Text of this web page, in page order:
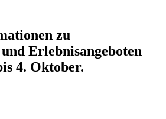
zu
Erlebnisangeboten
4. Oktober.